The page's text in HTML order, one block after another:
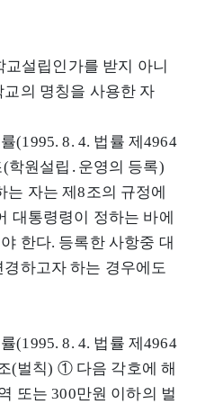
설립인가를 받지 아니
의 명칭을 사용한 자
(1995. 8. 4. 법률 제4964
학원설립․운영의 등록)
자는 제8조의 규정에
대통령령이 정하는 바에
한다. 등록한 사항중 대
하고자 하는 경우에도
(1995. 8. 4. 법률 제4964
(벌칙) ① 다음 각호에 해
또는 300만원 이하의 벌